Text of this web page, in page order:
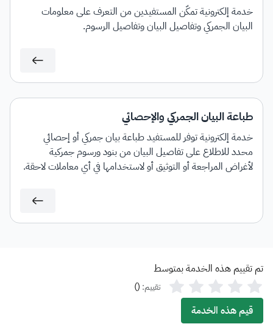
خدمة إلكترونية تمكّن المستفيدين من التعرف على معلومات
البيان الجمركي وتفاصيل البيان وتفاصيل الرسوم.
طباعة البيان الجمركي والإحصائي
خدمة إلكترونية توفر للمستفيد طباعة بيان جمركي أو إحصائي
محدد للاطلاع على تفاصيل البيان من بنود ورسوم جمركية
لأغراض المراجعة أو التوثيق أو لاستخدامها في أي معاملات لاحقة.
تم تقييم هذه الخدمة بمتوسط
تقييم: (
)
قيم هذه الخدمة